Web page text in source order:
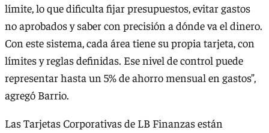
límite, lo que dificulta fijar presupuestos, evitar gastos
no aprobados y saber con precisión a dónde va el dinero.
Con este sistema, cada área tiene su propia tarjeta, con
límites y reglas definidas. Ese nivel de control puede
representar hasta un 5% de ahorro mensual en gastos”,
agregó Barrio.
Las Tarjetas Corporativas de LB Finanzas están